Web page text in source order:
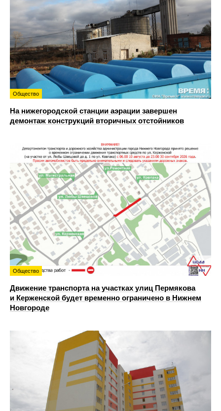
Общество
На нижегородской станции аэрации завершен
демонтаж конструкций вторичных отстойников
Общество
Движение транспорта на участках улиц Пермякова
и Керженской будет временно ограничено в Нижнем
Новгороде